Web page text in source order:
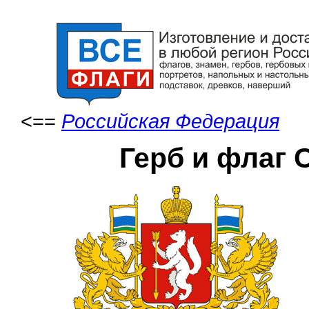
<== Российская Федерация
Герб и флаг